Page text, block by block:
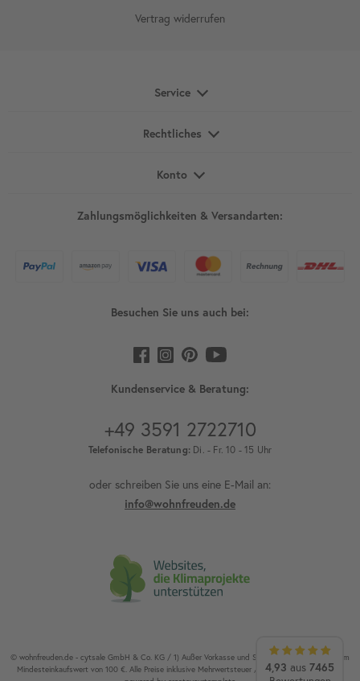
4,93 aus 7465
Vertrag widerrufen
Service
Rechtliches
Konto
Zahlungsmöglichkeiten & Versandarten:
Besuchen Sie uns auch bei:
Kundenservice & Beratung:
+49 3591 2722710
Telefonische Beratung: Di. - Fr. 10 - 15 Uhr
oder schreiben Sie uns eine E-Mail an:
info@wohnfreuden.de
© wohnfreuden.de - cytsale GmbH & Co. KG / 1) Außer Vorkasse und Speditionsware. 2) Ab einem
Mindesteinkaufswert von 100 €. Alle Preise inklusive Mehrwertsteuer / Alle Rechte vorbehalten.